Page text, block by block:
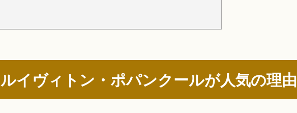
ルイヴィトン・ポパンクールが人気の理由